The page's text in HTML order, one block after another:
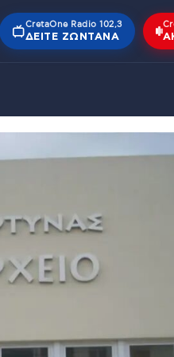
CretaOne Radio 102,3
ΔΕΊΤΕ ΖΩΝΤΑΝΆ